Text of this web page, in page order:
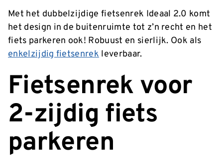
Met het dubbelzijdige fietsenrek Ideaal 2.0 komt
het design in de buitenruimte tot z’n recht en het
fiets parkeren ook! Robuust en sierlijk. Ook als
enkelzijdig fietsenrek leverbaar.
Fietsenrek voor
2-zijdig fiets
parkeren